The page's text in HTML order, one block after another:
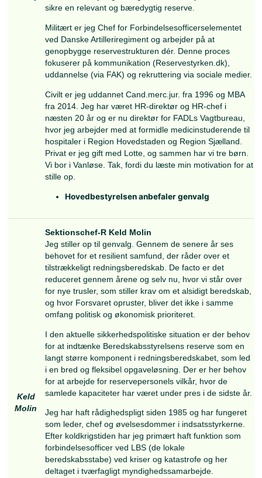
Durck
Jeg genopstiller til bestyrelsen i HPRD med en
baggrund som reservist ge nnem mere end 35
har været tilknyttet regimenter og
brigade, division og korps og har dermed
prioritet, og når den har været overset. Denne
har givet mig en dyb forståelse for, hvordan
kan styrkes som en integreret og afgørende del
Forsvaret.
Som en del af den nuværende bestyrelse og
formand for foreningens Aftaleudvalg er der
række opgaver med bl.a. at få en OK 26 på
vil fortsat gerne arbejde for at videreføre
nuværende linje og bidrage til dette arbejde
sikre en relevant og bæredygtig reserve.
Militært er jeg Chef for
ved Danske Artilleriregiment og arbejder på at
genopbygge reservestrukturen dér. Denne
fokuserer på kommunikation
Civilt er jeg uddannet Cand.merc.jur. fra 1996
fra 2014. Jeg har været HR-direktør og HR-
næsten 20 år og er nu direktør for FADLs
hvor jeg arbejder med at formidle
hospitaler i Region Hovedstaden og Region
Privat er jeg gift med Lotte, og sammen har vi
Vi bor i Vanløse. Tak, fordi du læste min
stille op.
Hovedbestyrelsen anbefaler genvalg